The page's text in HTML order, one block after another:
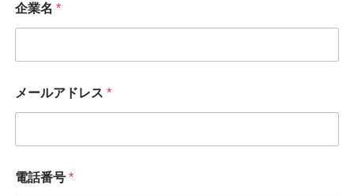
ー
ル
ス
お
名
*
企業名 *
メールアドレス *
電話番号 *